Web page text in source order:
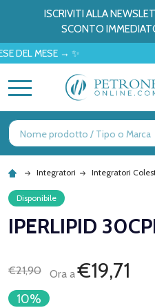
ISCRIVITI ALLA
SCONTO
→ ✨
Ricerca
Integratori Integratori
Disponibile
IPERLIPID
€21,90 Ora a€19,71
10%